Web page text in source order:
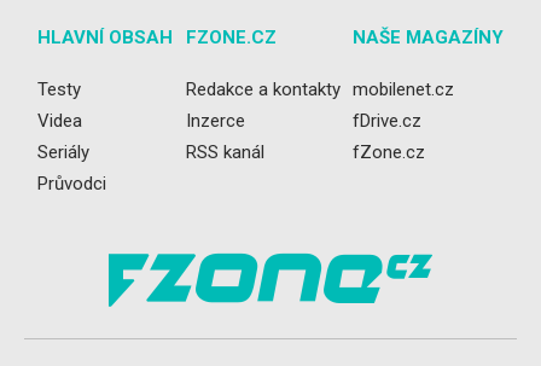
HLAVNÍ OBSAH
Testy
Videa
Seriály
Průvodci
FZONE.CZ
Redakce a kontakty
Inzerce
RSS kanál
NAŠE MAGAZÍNY
mobilenet.cz
fDrive.cz
fZone.cz